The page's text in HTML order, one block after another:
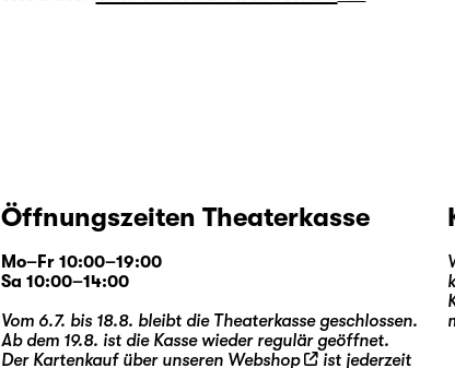
Öffnungszeiten Theaterkasse
Mo–Fr 10:00–19:00
Sa 10:00–14:00
Vom 6.7. bis 18.8. bleibt die Theaterkasse geschlossen.
Ab dem 19.8. ist die Kasse wieder regulär geöffnet.
Der Kartenkauf über unseren Webshop ist jederzeit